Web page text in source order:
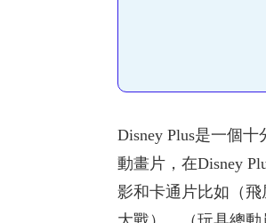
Disney Plus是一個
動畫片，在Disney
影和卡通片比如（